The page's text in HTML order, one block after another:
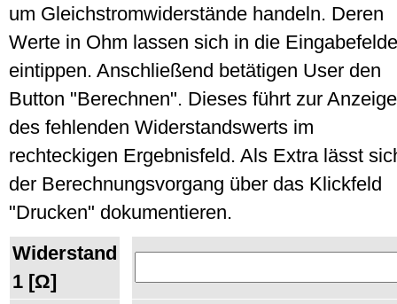
um Gleichstromwiderstände handeln. Deren
Werte in Ohm lassen sich in die
eintippen. Anschließend betätigen User den
Button "Berechnen". Dieses führt zur Anzeige
des fehlenden Widerstandswerts im
rechteckigen Ergebnisfeld. Als Extra lässt
der Berechnungsvorgang über das Klickfeld
"Drucken" dokumentieren.
Widerstand
1 [Ω]